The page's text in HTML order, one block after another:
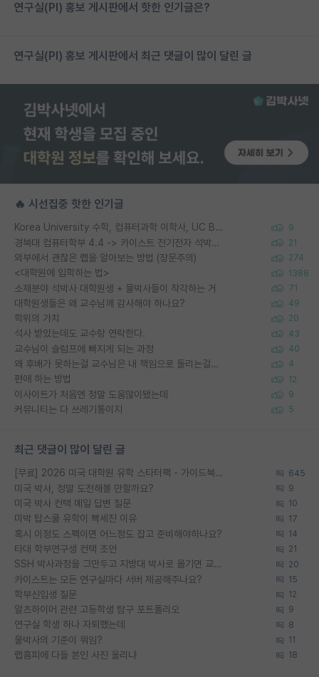
연구실(PI) 홍보 게시판에서 핫한 인기글은?
연구실(PI) 홍보 게시판에서 최근 댓글이 많이 달린 글
🔥 시선집중 핫한 인기글
Korea University 수학, 컴퓨터과학 이학사, UC Berkeley 산업공학 대학원 공학박사가 되는 것은 쉽지 않겠죠? 9
경북대 컴퓨터학부 4.4 -> 카이스트 전기전자 석박사통합과정 합격 21
외부에서 괜찮은 랩을 알아보는 방법 (장문주의) 274
<대학원에 입학하는 법> 1388
소재분야 석박사 대학원생 + 물박사들이 착각하는 거 71
대학원생들은 왜 교수님께 감사해야 하나요? 49
학위의 가치 20
석사 받았는데도 교수랑 연락한다. 43
교수님이 슬럼프에 빠지게 되는 과정 40
왜 후배가 못하는걸 교수님은 내 책임으로 돌리는걸까요? 4
편애 하는 방법 12
이사이트가 처음엔 정말 도움많이됐는데 9
커뮤니티는 다 쓰레기통이지 5
최근 댓글이 많이 달린 글
[무료] 2026 미국 대학원 유학 스타터팩 - 가이드북 & 합격자 컨택메일 템플릿 645
미국 박사, 정말 도전해볼 만할까요? 9
미국 박사 컨택 메일 답변 질문 10
미박 탑스쿨 유학이 빡세진 이유 17
혹시 이정도 스펙이면 어느정도 잡고 준비해야하나요? 14
타대 학부연구생 컨택 조언 21
SSH 박사과정을 그만두고 지방대 박사로 옮기면 교수의 꿈은 끝일까요? 20
카이스트는 모든 연구실마다 서버 제공해주나요? 15
학부신입생 질문 12
알츠하이머 관련 고등학생 탐구 포트폴리오 9
연구실 학생 하나 자퇴했는데 8
물박사의 기준이 뭐임? 11
랩홈피에 다들 본인 사진 올리냐 18